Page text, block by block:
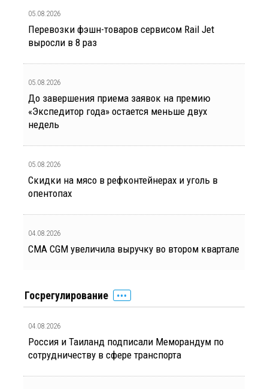
05.08.2026
Перевозки фэшн-товаров сервисом Rail Jet
выросли в 8 раз
05.08.2026
До завершения приема заявок на премию
«Экспедитор года» остается меньше двух
недель
05.08.2026
Скидки на мясо в рефконтейнерах и уголь в
опентопах
04.08.2026
CMA CGM увеличила выручку во втором квартале
Госрегулирование
04.08.2026
Россия и Таиланд подписали Меморандум по
сотрудничеству в сфере транспорта